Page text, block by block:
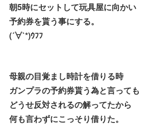
朝5時にセットして玩具屋に向かい
予約券を貰う事にする。
(´∀`*)ｳﾌﾌ
母親の目覚まし時計を借りる時
ガンプラの予約券貰う為と言っても
どうせ反対されるの解ってたから
何も言わずにこっそり借りた。